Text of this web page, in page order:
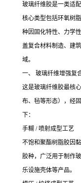
玻璃纤维胶是一类适
核心类型包括环氧树
种因固化特性、力学
盖复合材料制造、建
域。
一、 玻璃纤维增强复
这是玻璃纤维胶最核
布、毡等形态），经
下：
手糊 / 喷射成型工艺
不饱和聚酯树脂胶因
胶种，广泛用于制作
乐设施壳体等产品。